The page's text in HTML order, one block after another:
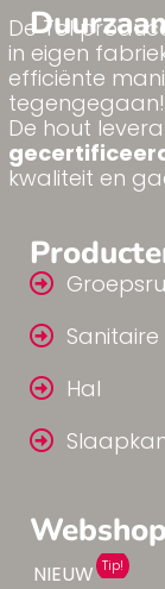
Webshop
NIEUW Tip!
Hal
De Tol
in eigen
efficiënte
tegengegaan!
De hout
kwaliteit en